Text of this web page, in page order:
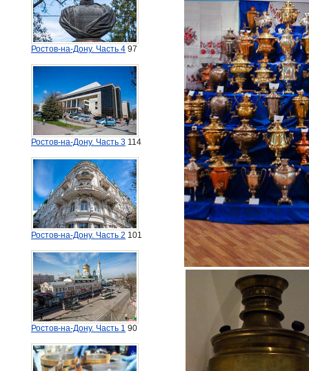
Ростов-на-Дону. Часть 4 97
Ростов-на-Дону. Часть 3 114
Ростов-на-Дону. Часть 2 101
Ростов-на-Дону. Часть 1 90